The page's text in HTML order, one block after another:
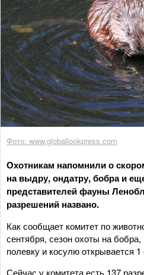
Фото: www.globallookpress.com
Охотникам напомнили о
на выдру, ондатру, бобра и
представителей фауны
разрешений названо.
Как сообщает комитет по
сентября, сезон охоты на
полевку и косулю открывается 1
Сейчас у комитета есть 137